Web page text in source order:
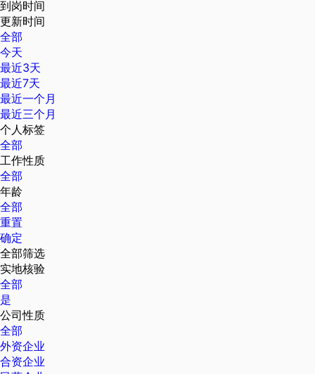
到岗时间
更新时间
全部
今天
最近3天
最近7天
最近一个月
最近三个月
个人标签
全部
工作性质
全部
年龄
全部
重置
确定
全部筛选
实地核验
全部
是
公司性质
全部
外资企业
合资企业